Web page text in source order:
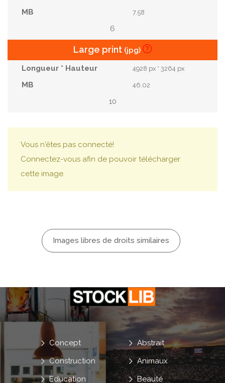
7.58
6
Large print (jpg)
4928 px * 3264 px
46.02
10
Vous n'êtes pas connecté!
Connectez-vous afin de pouvoir télécharger
cette image.
Images libres de droits similaires
Abstrait
Animaux
Beauté
Concept
Construction
Education